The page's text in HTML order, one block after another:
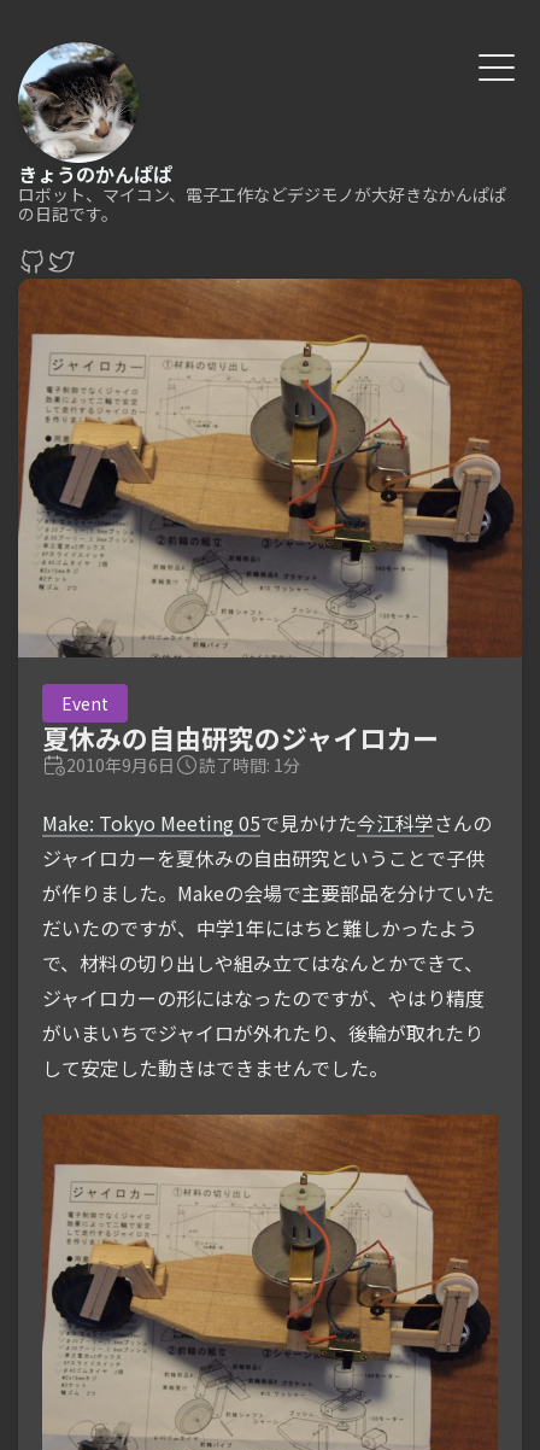
きょうのかんぱぱ
ロボット、マイコン、電子工作などデジモノが大好きなかんぱぱ
の日記です。
Event
夏休みの自由研究のジャイロカー
2010年9月6日 読了時間: 1分
Make: Tokyo Meeting 05で見かけた今江科学さんの
ジャイロカーを夏休みの自由研究ということで子供
が作りました。Makeの会場で主要部品を分けていた
だいたのですが、中学1年にはちと難しかったよう
で、材料の切り出しや組み立てはなんとかできて、
ジャイロカーの形にはなったのですが、やはり精度
がいまいちでジャイロが外れたり、後輪が取れたり
して安定した動きはできませんでした。